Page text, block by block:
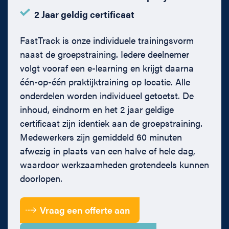
Tijdens de praktijktraining ligt de focus op handelen in
kunnen zelf scenario’s aandragen, en er is veel ruimte voor
vragen tijdens de training.
Medische docenten met praktijkervaring
De trainingen worden verzorgd door artsen en co
assistenten met ervaring in acute zorg. Zij vertalen
medische richtlijnen naar de dagelijkse praktijk van
kantoor- en mkb organisaties. Eigen casussen of bijna
incidenten kunnen worden ingebracht.
Aansluiting op RI&E en inspectie
De BHV onderdelen sluiten aan op de RI&E en de
praktische situatie van het gebouw, zoals meerdere
Allergische reacties
3. Letsels en ongevallen op kantoor
Valincidenten
Snij en schaafwonden
Hoofdletsel
Brandwonden
4. BHV en organisatie van noodsituaties
2 Jaar geldig certificaat
FastTrack is onze individuele trainingsvorm
naast de groepstraining. Iedere deelnemer
volgt vooraf een e-learning en krijgt daarna
één-op-één praktijktraining op locatie. Alle
onderdelen worden individueel getoetst. De
inhoud, eindnorm en het 2 jaar geldige
certificaat zijn identiek aan de groepstraining.
Medewerkers zijn gemiddeld 60 minuten
afwezig in plaats van een halve of hele dag,
waardoor werkzaamheden grotendeels kunnen
doorlopen.
Vraag een offerte aan